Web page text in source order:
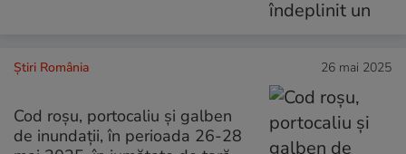
Știri România 26 mai 2025
Cod roșu, portocaliu și galben
de inundații, în perioada 26-28